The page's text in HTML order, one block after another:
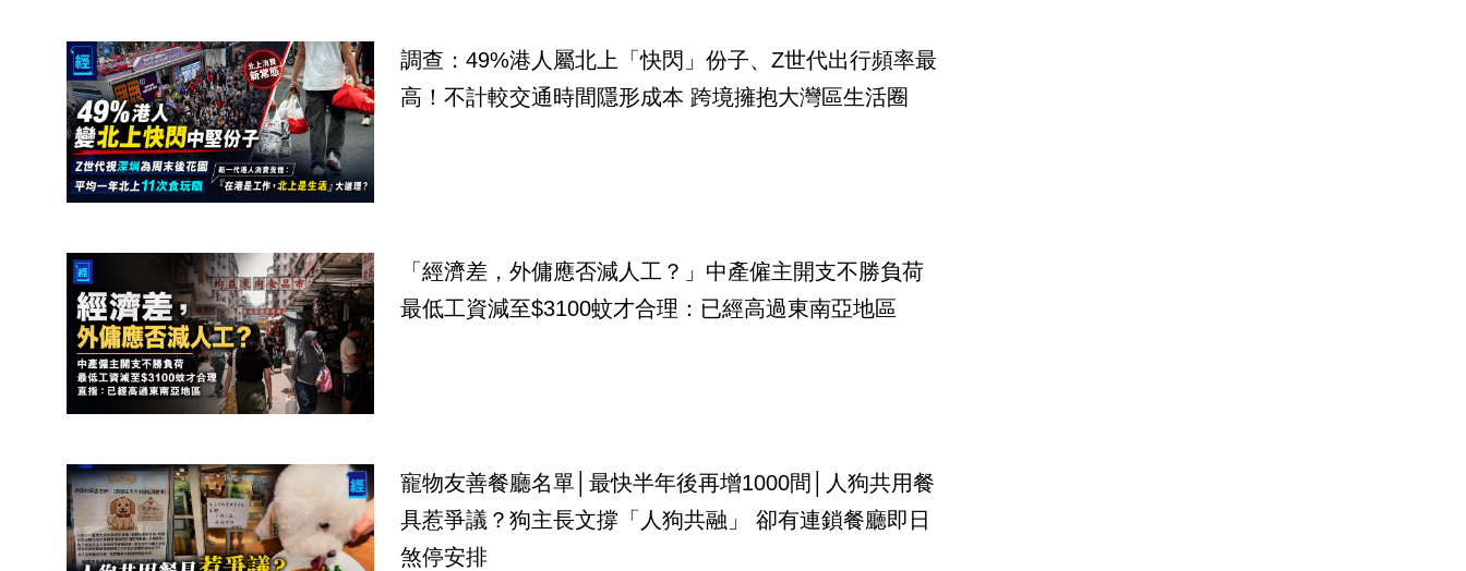
調查：49%港人屬北上「快閃」份子、Z世代出行頻率最
高！不計較交通時間隱形成本 跨境擁抱大灣區生活圈
「經濟差，外傭應否減人工？」中產僱主開支不勝負荷
最低工資減至$3100蚊才合理：已經高過東南亞地區
寵物友善餐廳名單│最快半年後再增1000間│人狗共用餐
具惹爭議？狗主長文撐「人狗共融」 卻有連鎖餐廳即日
煞停安排